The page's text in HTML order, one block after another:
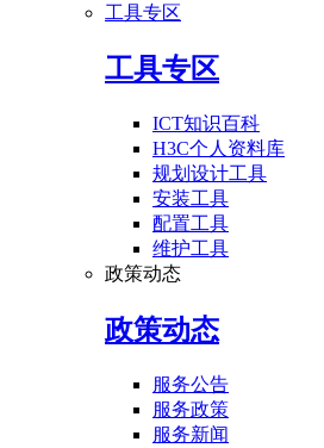
工具专区
工具专区
ICT知识百科
H3C个人资料库
规划设计工具
安装工具
配置工具
维护工具
政策动态
政策动态
服务公告
服务政策
服务新闻